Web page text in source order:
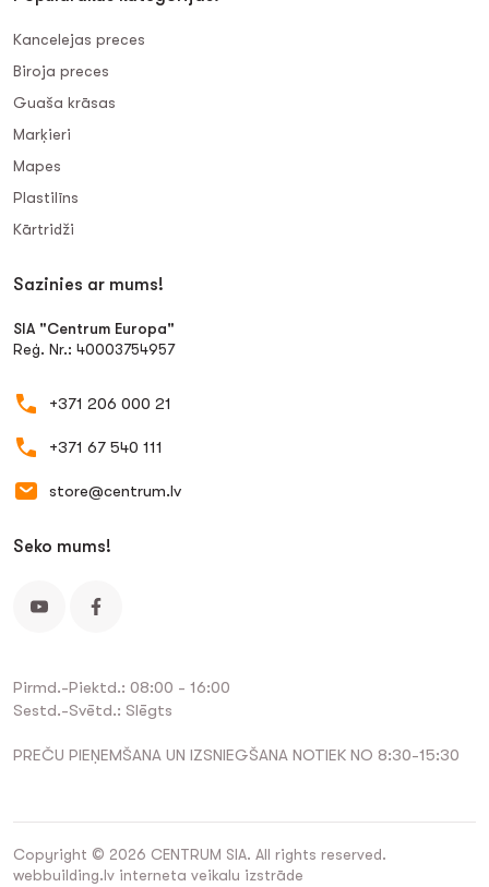
Kancelejas preces
Biroja preces
Guaša krāsas
Marķieri
Mapes
Plastilīns
Kārtridži
Sazinies ar mums!
SIA "Centrum Europa"
Reģ. Nr.: 40003754957
+371 206 000 21
+371 67 540 111
store@centrum.lv
Seko mums!
Pirmd.-Piektd.: 08:00 - 16:00
Sestd.-Svētd.: Slēgts
PREČU PIEŅEMŠANA UN IZSNIEGŠANA NOTIEK NO 8:30-15:30
Copyright © 2026 CENTRUM SIA. All rights reserved.
webbuilding.lv interneta veikalu izstrāde